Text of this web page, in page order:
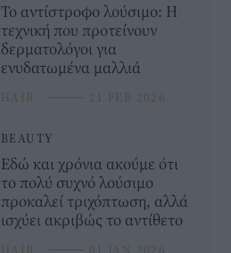
Το αντίστροφο λούσιμο: Η
τεχνική που προτείνουν
δερματολόγοι για
ενυδατωμένα μαλλιά
HAIR ⸻ 21 FEB 2026
BEAUTY
Εδώ και χρόνια ακούμε ότι
το πολύ συχνό λούσιμο
προκαλεί τριχόπτωση, αλλά
ισχύει ακριβώς το αντίθετο